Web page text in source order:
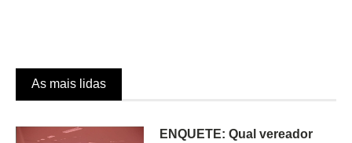
As mais lidas
ENQUETE: Qual vereador